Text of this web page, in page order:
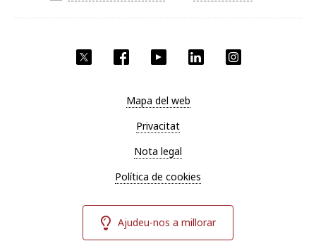
Facebook YouTube LinkedIn
Mapa del web
Privacitat
Nota legal
Política de cookies
Ajudeu-nos a millorar